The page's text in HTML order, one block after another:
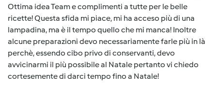
Ottima idea Team e complimenti a tutte per le belle
ricette! Questa sfida mi piace, mi ha acceso più di una
lampadina, ma è il tempo quello che mi manca! Inoltre
alcune preparazioni devo necessariamente farle più in là
perchè, essendo cibo privo di conservanti, devo
avvicinarmi il più possibile al Natale pertanto vi chiedo
cortesemente di darci tempo fino a Natale!